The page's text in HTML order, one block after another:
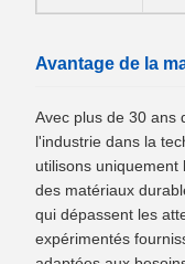
Avantage de la
Avec plus de 30 ans
l'industrie dans la
utilisons
des matériaux
qui dépassent les
expérimentés